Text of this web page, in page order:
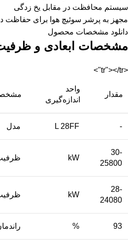
سیستم محافظت در مقابل یخ زدگی
مجهز به پرشر سوئیچ هوا برای حفاظت
دانلود مشخصات محصول
مشخصات ابعادی و
<tr"></tr">
مقدار
واحد
اندازه‌گیری
-
L 28FF مدل
30-
25800
kW
28-
24080
kW
93
%